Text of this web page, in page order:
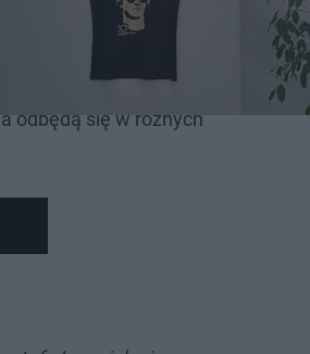
Malta Festival
odbędą się w różnych